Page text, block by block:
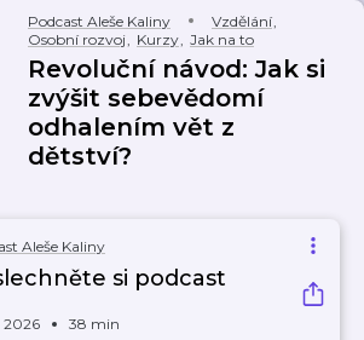
Podcast Aleše Kaliny Vzdělání,
Osobní rozvoj, Kurzy, Jak na to
Revoluční návod: Jak si
zvýšit sebevědomí
odhalením vět z
dětství?
Aleše Kaliny
si podcast
2026 38 min